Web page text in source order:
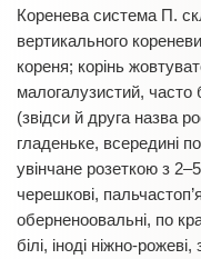
Коренева система П.
вертикального
кореня; корінь
малогалузистий,
(звідси й друга назва
гладеньке, всередині
увінчане розеткою з
черешкові,
оберненоовальні, по
білі, іноді ніжно-